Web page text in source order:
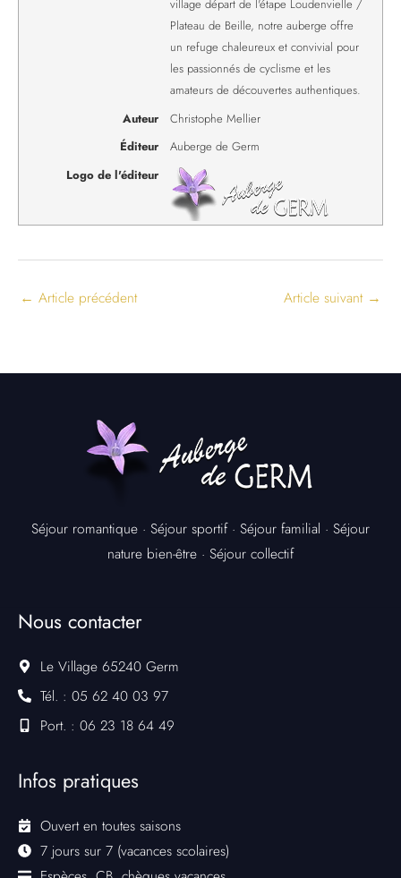
village départ de l'étape Loudenvielle /
Plateau de Beille, notre auberge offre
un refuge chaleureux et convivial pour
les passionnés de cyclisme et les
amateurs de découvertes authentiques.
Auteur
Christophe Mellier
Éditeur
Auberge de Germ
Logo de l'éditeur
← Article précédent Article suivant →
Séjour romantique · Séjour sportif· Séjour familial · Séjour
nature bien-être · Séjour collectif
Nous contacter
Le Village 65240 Germ
Tél. : 05 62 40 03 97
Port. : 06 23 18 64 49
Infos pratiques
Ouvert en toutes saisons
7 jours sur 7 (vacances scolaires)